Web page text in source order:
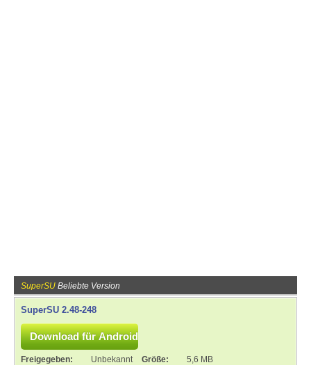
SuperSU Beliebte Version
SuperSU 2.48-248
Freigegeben: Unbekannt Größe:
5,6 MB